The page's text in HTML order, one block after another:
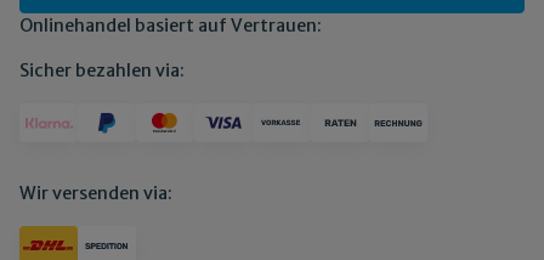
Onlinehandel basiert auf Vertrauen:
Sicher bezahlen via:
Wir versenden via: